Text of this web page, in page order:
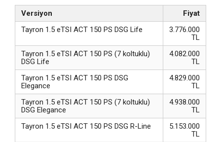
Versiyon
Fiyat
Tayron 1.5 eTSI ACT 150 PS DSG Life
3.776.000
TL
Tayron 1.5 eTSI ACT 150 PS (7 koltuklu)
DSG Life
4.082.000
TL
Tayron 1.5 eTSI ACT 150 PS DSG
Elegance
4.829.000
TL
Tayron 1.5 eTSI ACT 150 PS (7 koltuklu)
DSG Elegance
4.938.000
TL
Tayron 1.5 eTSI ACT 150 PS DSG R-Line
5.153.000
TL